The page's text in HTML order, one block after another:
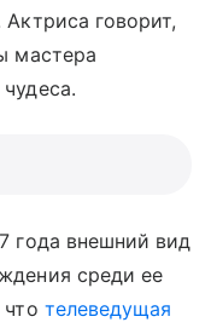
говорит,
мастера
года внешний вид
среди ее
телеведущая